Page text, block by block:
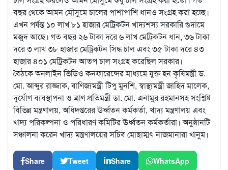
বছর থেকে আমন মৌসুমে চালের পাশাপাশি ধানও সংগ্রহ করা হচ্ছে।
এখন পর্যন্ত ১০ লাখ ৮১ হাজার মেট্রিকটন খাদ্যশস্য সরকারি গুদামে
মজুদ আছে। গত বছর ২৬ টাকা দরে ৬ লাখ মেট্রিকটন ধান, ৩৬ টাকা
দরে ৩ লাখ ৩৮ হাজার মেট্রিকটন সিদ্ধ চাল এবং ৩৫ টাকা দরে ৪৩
হাজার ৪০১ মেট্রিকটন আতপ চাল সংগ্রহ করেছিল সরকার।
বৈঠকে অনলাইন ভিডিও কনফারেন্সের মাধ্যমে যুক্ত হন কৃষিমন্ত্রী ড.
মো. আব্দুর রাজ্জাক, বাণিজ্যমন্ত্রী টিপু মুনশি, স্বাস্থ্যমন্ত্রী জাহিদ মালেক,
দুর্যোগ ব্যবস্থাপনা ও ত্রাণ প্রতিমন্ত্রী ডা. মো. এনামুর রহমানসহ সংশ্লিষ্ট
বিভিন্ন মন্ত্রণালয়, অধিদপ্তরের ঊর্ধ্বতন কর্মকর্তা, খাদ্য মন্ত্রণালয় এবং
খাদ্য পরিকল্পনা ও পরিধারণ কমিটির ঊর্ধ্বতন কর্মকর্তারা। অনুষ্ঠানটি
সঞ্চালনা করেন খাদ্য মন্ত্রণালয়ের সচিব মোছাম্মৎ নাজমানারা খানুম।
Share Tweet Share WhatsApp